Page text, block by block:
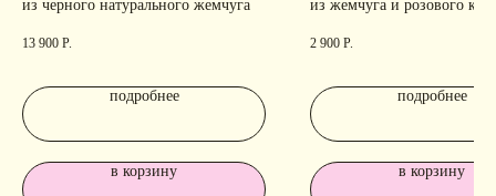
из черного натурального жемчуга
13 900 Р.
подробнее
в корзину
из жемчуга и розового
2 900 Р.
подробнее
в корзину